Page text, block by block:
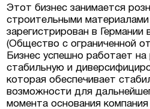
Австрии
недвижимость
Этот бизнес занимается
строительными
зарегистрирован в Германии
(Общество с ограниченной
Бизнес успешно работает на
стабильную и
которая обеспечивает
возможности для
момента основания